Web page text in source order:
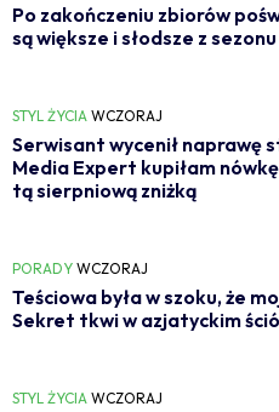
Po zakończeniu zbiorów
są większe i słodsze z
STYL ŻYCIA WCZORAJ
Serwisant wycenił naprawę
Media Expert kupiłam
tą sierpniową zniżką
PORADY WCZORAJ
Teściowa była w szoku, że
Sekret tkwi w azjatyckim
STYL ŻYCIA WCZORAJ